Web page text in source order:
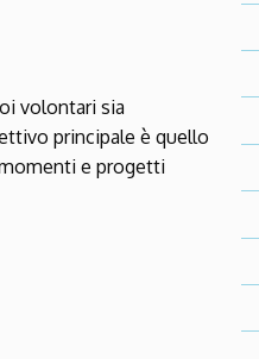
volontari sia
principale è quello
e progetti